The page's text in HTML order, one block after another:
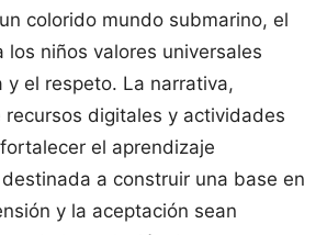
colorido mundo submarino, el
los niños valores universales
y el respeto. La narrativa,
recursos digitales y actividades
el aprendizaje
a construir una base en
y la aceptación sean